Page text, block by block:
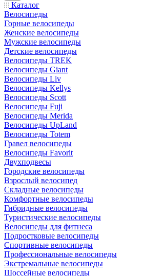
Каталог
Велосипеды
Горные велосипеды
Женские велосипеды
Мужские велосипеды
Детские велосипеды
Велосипеды TREK
Велосипеды Giant
Велосипеды Liv
Велосипеды Kellys
Велосипеды Scott
Велосипеды Fuji
Велосипеды Merida
Велосипеды UpLand
Велосипеды Totem
Гравел велосипеды
Велосипеды Favorit
Двухподвесы
Городские велосипеды
Взрослый велосипед
Складные велосипеды
Комфортные велосипеды
Гибридные велосипеды
Туристические велосипеды
Велосипеды для фитнеса
Подростковые велосипеды
Спортивные велосипеды
Профессиональные велосипеды
Экстремальные велосипеды
Шоссейные велосипеды